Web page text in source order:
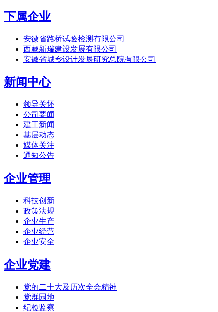
下属企业
安徽省路桥试验检测有限公司
西藏新瑞建设发展有限公司
安徽省城乡设计发展研究总院有限公司
新闻中心
领导关怀
公司要闻
建工新闻
基层动态
媒体关注
通知公告
企业管理
科技创新
政策法规
企业生产
企业经营
企业安全
企业党建
党的二十大及历次全会精神
党群园地
纪检监察